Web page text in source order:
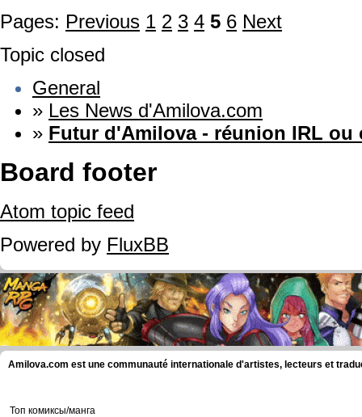
Pages: Previous 1 2 3 4 5 6 Next
Topic closed
General
» Les News d'Amilova.com
» Futur d'Amilova - réunion IRL ou
Board footer
Atom topic feed
Powered by FluxBB
Amilova.com est une communauté internationale d'artistes, lecteurs et
Топ комиксы/манга